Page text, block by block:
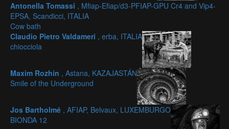
Antonella Tomassi , Mfiap-Efiap/d3-PFIAP-GPU Cr4 and Vip4-
EPSA, Scandicci, ITALIA
Cow bath
Claudio Pietro Valdameri , erba, ITALIA
chiocciola
Maxim Rozhin , Astana, KAZAJASTÁN
Smile of the Underground
Jos Bartholmé , AFIAP, Belvaux, LUXEMBURGO
BIONDA 12